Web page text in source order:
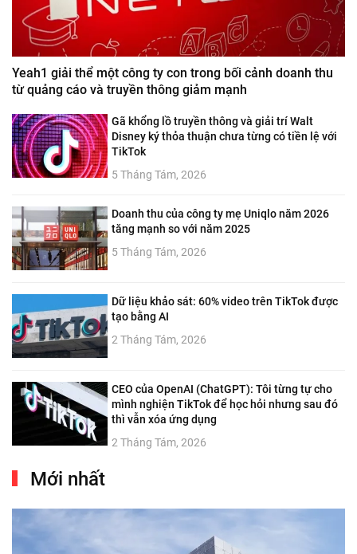
Yeah1 giải thể một công ty con trong bối cảnh doanh thu
từ quảng cáo và truyền thông giảm mạnh
Gã khổng lồ truyền thông và giải trí Walt
Disney ký thỏa thuận chưa từng có tiền lệ với
TikTok
5 Tháng Tám, 2026
Doanh thu của công ty mẹ Uniqlo năm 2026
tăng mạnh so với năm 2025
5 Tháng Tám, 2026
Dữ liệu khảo sát: 60% video trên TikTok được
tạo bằng AI
2 Tháng Tám, 2026
CEO của OpenAI (ChatGPT): Tôi từng tự cho
mình nghiện TikTok để học hỏi nhưng sau đó
thì vẫn xóa ứng dụng
2 Tháng Tám, 2026
Mới nhất